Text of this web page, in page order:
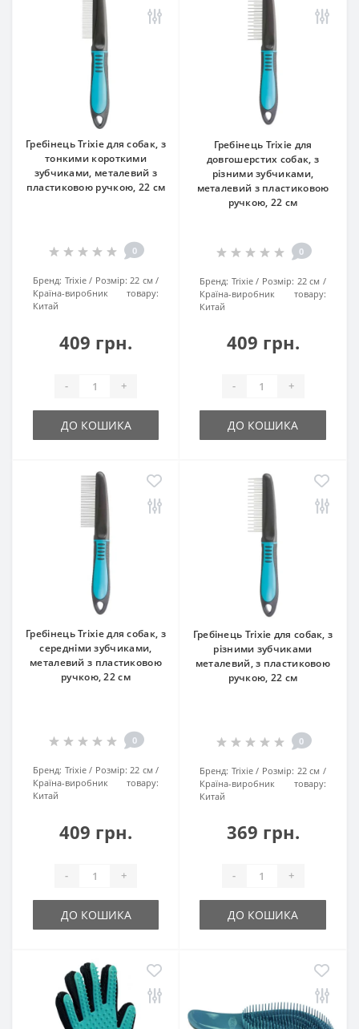
Гребінець Trixie для собак, з
тонкими короткими
зубчиками, металевий з
пластиковою ручкою, 22 см
0
Бренд: Trixie Розмір: 22 см
Країна-виробник товару:
Китай
409 грн.
- +
ДО КОШИКА
Гребінець Trixie для
довгошерстих собак, з
різними зубчиками,
металевий з пластиковою
ручкою, 22 см
0
Бренд: Trixie Розмір: 22 см
Країна-виробник товару:
Китай
409 грн.
- +
ДО КОШИКА
Гребінець Trixie для собак, з
середніми зубчиками,
металевий з пластиковою
ручкою, 22 см
0
Бренд: Trixie Розмір: 22 см
Країна-виробник товару:
Китай
409 грн.
- +
ДО КОШИКА
Гребінець Trixie для собак, з
різними зубчиками
металевий, з пластиковою
ручкою, 22 см
0
Бренд: Trixie Розмір: 22 см
Країна-виробник товару:
Китай
369 грн.
- +
ДО КОШИКА